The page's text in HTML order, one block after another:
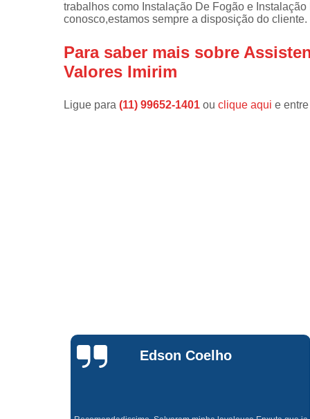
Instalações
em freezer
trabalhos como Instalação De Fogão e
conosco,estamos sempre a disposição do cliente.
Para saber mais sobre
Valores Imirim
Ligue para (11) 99652-1401 ou clique aqui e
Waldirene
Monteiro